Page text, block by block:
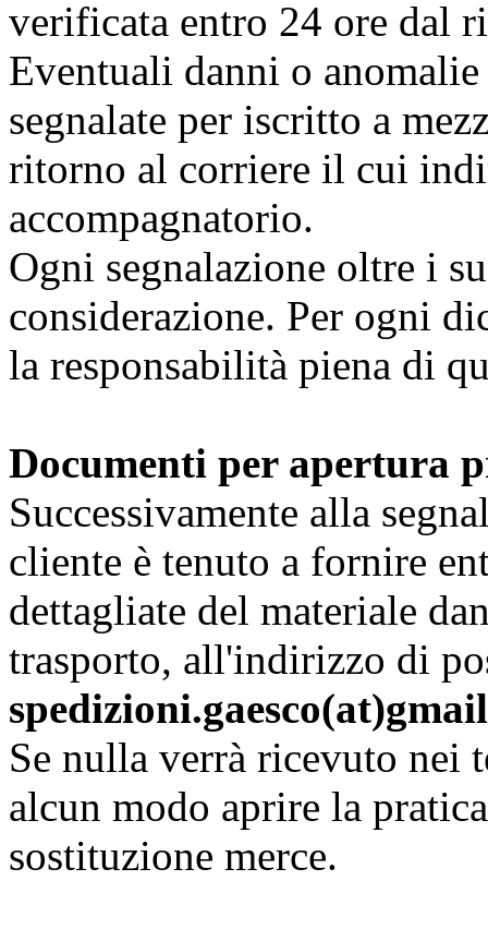
verificata entro 24 ore dal
Eventuali danni o
segnalate per iscritto a
ritorno al corriere il cui
accompagnatorio.
Ogni segnalazione oltre i
considerazione. Per ogni
la responsabilità piena di
Documenti per apertura
Successivamente alla
cliente è tenuto a fornire
dettagliate del materiale
trasporto, all'indirizzo di
Se nulla verrà ricevuto
alcun modo aprire la
sostituzione merce.